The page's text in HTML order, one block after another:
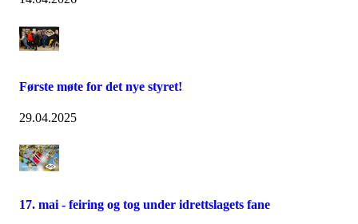
Første møte for det nye styret!
29.04.2025
17. mai - feiring og tog under idrettslagets fane